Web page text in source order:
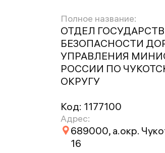
Полное название:
ОТДЕЛ
БЕЗОПАСНОСТИ
УПРАВЛЕНИЯ
РОССИИ ПО
ОКРУГУ
Код: 1177100
Адрес:
689000, а.окр.
16